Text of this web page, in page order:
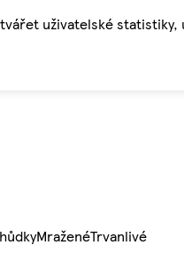
uživatelské
MraženéTrvanlivé